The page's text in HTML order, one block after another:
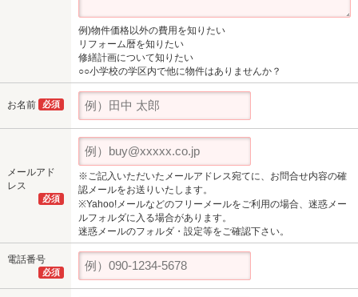
例)物件価格以外の費用を知りたい
リフォーム暦を知りたい
修繕計画について知りたい
○○小学校の学区内で他に物件はありませんか？
お名前 必須
メールアド
レス
必須
※ご記入いただいたメールアドレス宛てに、お問合せ内容の確
認メールをお送りいたします。
※Yahoo!メールなどのフリーメールをご利用の場合、迷惑メー
ルフォルダに入る場合があります。
迷惑メールのフォルダ・設定等をご確認下さい。
電話番号
必須